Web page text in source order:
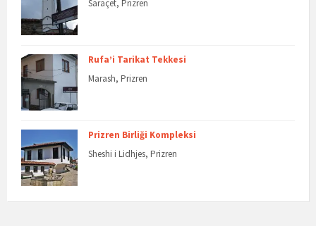
Saraçët, Prizren
Rufa’i Tarikat Tekkesi
Marash, Prizren
Prizren Birliği Kompleksi
Sheshi i Lidhjes, Prizren